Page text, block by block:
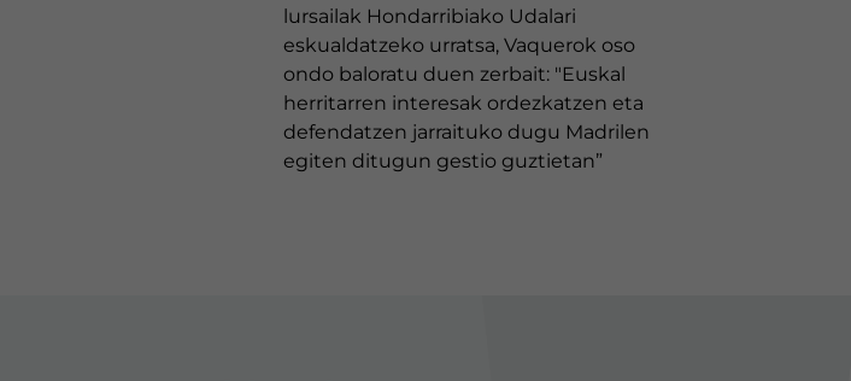
lursailak Hondarribiako Udalari
eskualdatzeko urratsa, Vaquerok oso
ondo baloratu duen zerbait: "Euskal
herritarren interesak ordezkatzen eta
defendatzen jarraituko dugu Madrilen
egiten ditugun gestio guztietan”